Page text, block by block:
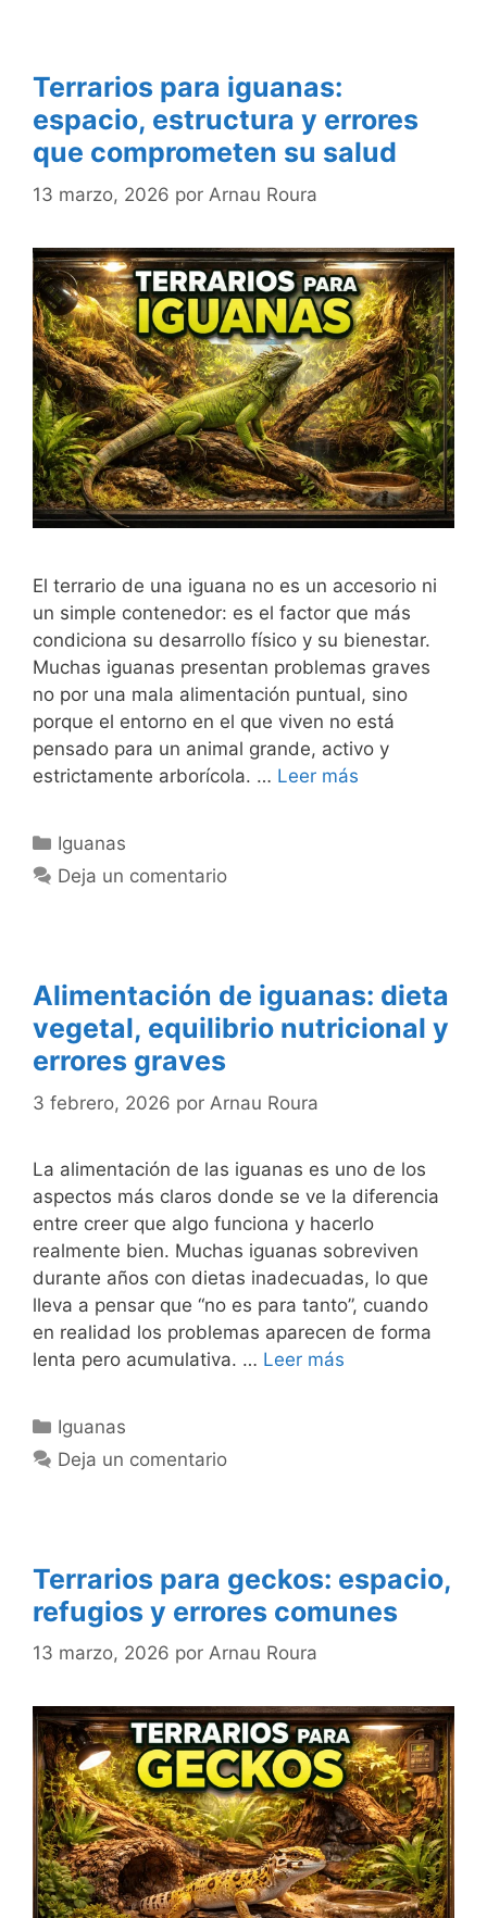
Terrarios para iguanas:
espacio, estructura y errores
que comprometen su salud
13 marzo, 2026 por Arnau Roura
El terrario de una iguana no es un accesorio ni
un simple contenedor: es el factor que más
condiciona su desarrollo físico y su bienestar.
Muchas iguanas presentan problemas graves
no por una mala alimentación puntual, sino
porque el entorno en el que viven no está
pensado para un animal grande, activo y
estrictamente arborícola. … Leer más
Categorías
Iguanas
Deja un comentario
Alimentación de iguanas: dieta
vegetal, equilibrio nutricional y
errores graves
3 febrero, 2026 por Arnau Roura
La alimentación de las iguanas es uno de los
aspectos más claros donde se ve la diferencia
entre creer que algo funciona y hacerlo
realmente bien. Muchas iguanas sobreviven
durante años con dietas inadecuadas, lo que
lleva a pensar que “no es para tanto”, cuando
en realidad los problemas aparecen de forma
lenta pero acumulativa. … Leer más
Categorías
Iguanas
Deja un comentario
Terrarios para geckos: espacio,
refugios y errores comunes
13 marzo, 2026 por Arnau Roura